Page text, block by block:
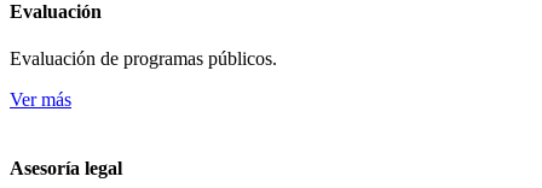
Evaluación
Evaluación de programas públicos.
Ver más
Asesoría legal